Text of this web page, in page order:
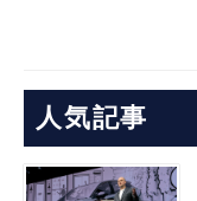
人気記事